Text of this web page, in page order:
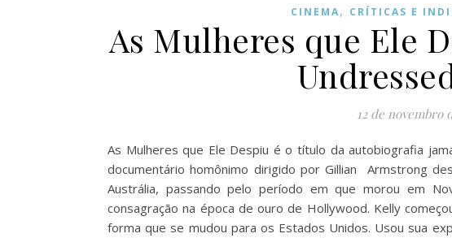
CINEMA, CRÍTICAS E
As Mulheres que Ele
12 de novembro
As Mulheres que Ele Despiu é o título da autobiografia
documentário homônimo dirigido por Gillian Armstrong
Austrália, passando pelo período em que morou em
consagração na época de ouro de Hollywood. Kelly
forma que se mudou para os Estados Unidos. Usou sua